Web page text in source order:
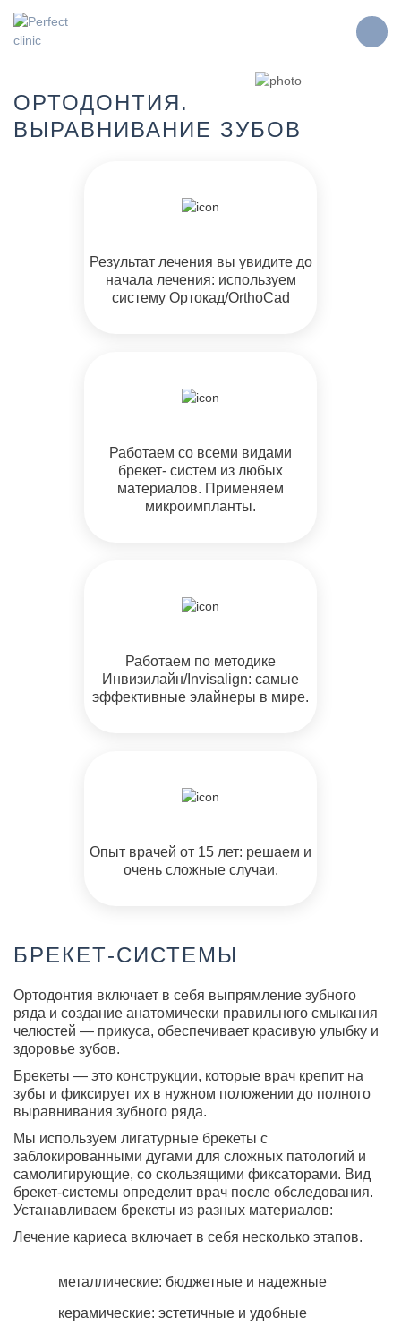
ОРТОДОНТИЯ.
ВЫРАВНИВАНИЕ ЗУБОВ
Результат лечения вы увидите до
начала лечения: используем
систему Ортокад/OrthoCad
Работаем со всеми видами
брекет- систем из любых
материалов. Применяем
микроимпланты.
Работаем по методике
Инвизилайн/Invisalign: самые
эффективные элайнеры в мире.
Опыт врачей от 15 лет: решаем и
очень сложные случаи.
БРЕКЕТ-СИСТЕМЫ
Ортодонтия включает в себя выпрямление зубного
ряда и создание анатомически правильного смыкания
челюстей — прикуса, обеспечивает красивую улыбку и
здоровье зубов.
Брекеты — это конструкции, которые врач крепит на
зубы и фиксирует их в нужном положении до полного
выравнивания зубного ряда.
Мы используем лигатурные брекеты с
заблокированными дугами для сложных патологий и
самолигирующие, со скользящими фиксаторами. Вид
брекет-системы определит врач после обследования.
Устанавливаем брекеты из разных материалов:
Лечение кариеса включает в себя несколько этапов.
металлические: бюджетные и надежные
керамические: эстетичные и удобные